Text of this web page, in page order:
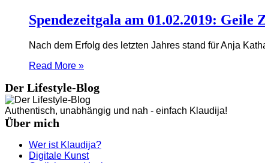
Spendezeitgala am 01.02.2019:
Nach dem Erfolg des letzten Jahres stand für Anja
Read More »
Der Lifestyle-Blog
Authentisch, unabhängig und nah - einfach Klaudija!
Über mich
Wer ist Klaudija?
Digitale Kunst